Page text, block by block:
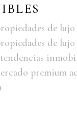
de lujo
de lujo
tendencias
premium